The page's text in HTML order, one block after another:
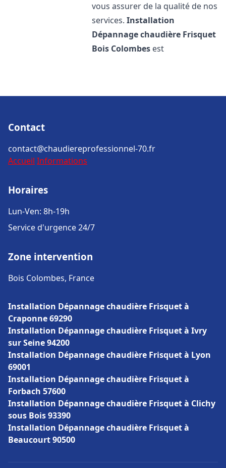
vous assurer de la qualité de nos
services.Installation
Dépannage chaudière Frisquet
Bois Colombes est
Contact
contact@chaudiereprofessionnel-70.fr
Accueil Informations
Horaires
Lun-Ven: 8h-19h
Service d'urgence 24/7
Zone intervention
Bois Colombes, France
Installation Dépannage chaudière Frisquet à
Craponne 69290
Installation Dépannage chaudière Frisquet à Ivry
sur Seine 94200
Installation Dépannage chaudière Frisquet à Lyon
69001
Installation Dépannage chaudière Frisquet à
Forbach 57600
Installation Dépannage chaudière Frisquet à Clichy
sous Bois 93390
Installation Dépannage chaudière Frisquet à
Beaucourt 90500